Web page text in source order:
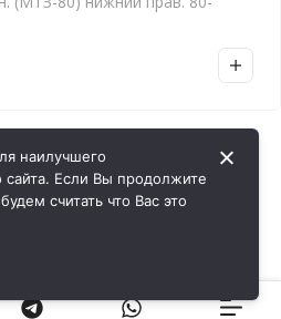
наилучшего
сайта. Если Вы продолжите
считать что Вас это